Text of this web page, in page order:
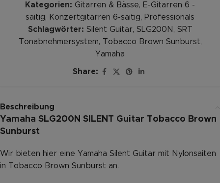
Kategorien: Gitarren & Bässe, E-Gitarren 6 -
saitig, Konzertgitarren 6-saitig, Professionals
Schlagwörter: Silent Guitar, SLG200N , SRT
Tonabnehmersystem, Tobacco Brown Sunburst,
Yamaha
Share:
Beschreibung
Yamaha SLG200N SILENT Guitar Tobacco Brown
Sunburst
Wir bieten hier eine Yamaha Silent Guitar mit Nylonsaiten
in Tobacco Brown Sunburst an.